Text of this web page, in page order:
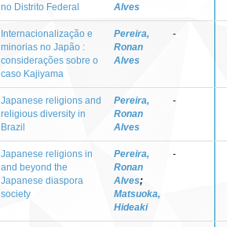
no Distrito Federal
Alves
Internacionalização e
minorias no Japão :
considerações sobre o
caso Kajiyama
Pereira,
Ronan
Alves
-
Japanese religions and
religious diversity in
Brazil
Pereira,
Ronan
Alves
-
Japanese religions in
and beyond the
Japanese diaspora
society
Pereira,
Ronan
Alves;
Matsuoka,
Hideaki
-